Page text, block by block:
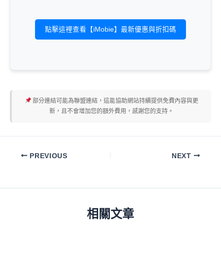
點擊這裡查看【iMobie】最新優惠與折扣碼
部分連結可能為聯盟連結，這能協助網站持續提供免費內容與更
新，且不會增加您的額外費用，感謝您的支持。
PREVIOUS NEXT
相關文章